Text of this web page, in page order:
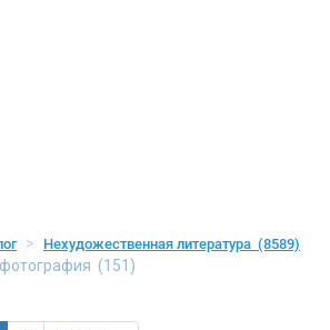
Нехудожественная литература (8589)
фотография (151)